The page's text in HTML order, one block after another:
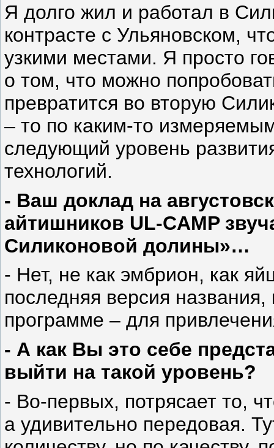
Я долго жил и работал в
контрасте с Ульяновском,
узкими местами. Я просто
о том, что можно
превратится во вторую
– то по каким-то
следующий уровень
технологий.
- Ваш доклад на
айтишников UL-CAMP
Силиконовой долины»…
- Нет, не как эмбрион, как
последняя версия
программе – для
- А как Вы это себе
выйти на такой уровень?
- Во-первых, потрясает то,
а удивительно передовая.